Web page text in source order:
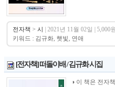
전자책 > 시 | 2021년 11월 02일 | 5,000
키워드 : 김규화, 햇빛, 연애
[전자책] 떠돌이배 / 김규화 시집
◑ 이 책은 전자